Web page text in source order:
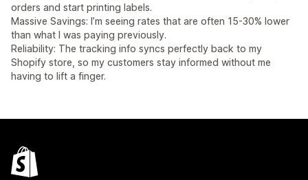
orders and start printing labels.
Massive Savings: I’m seeing rates that are often 15-30% lower
than what I was paying previously.
Reliability: The tracking info syncs perfectly back to my
Shopify store, so my customers stay informed without me
having to lift a finger.